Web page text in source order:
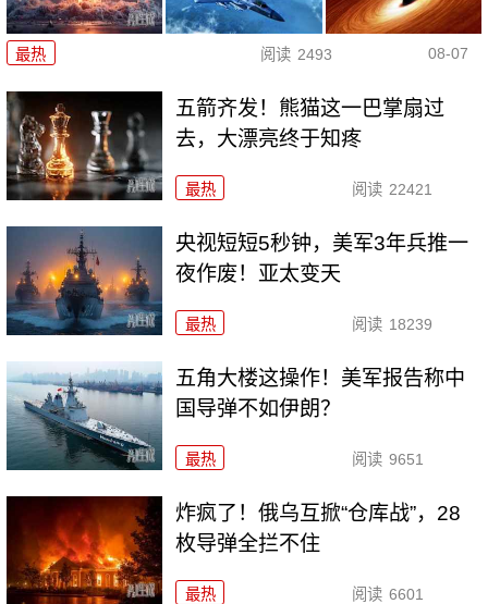
最热 阅读 2493 08-07
五箭齐发！熊猫这一巴掌扇过
去，大漂亮终于知疼
最热 阅读 22421
央视短短5秒钟，美军3年兵推一
夜作废！亚太变天
最热 阅读 18239
五角大楼这操作！美军报告称中
国导弹不如伊朗？
最热 阅读 9651
炸疯了！俄乌互掀“仓库战”，28
枚导弹全拦不住
最热 阅读 6601